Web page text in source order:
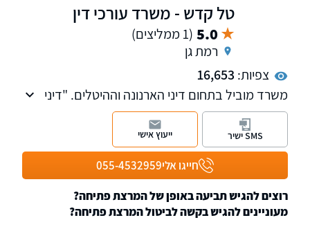
טל קדש - משרד עורכי דין
5.0 (1 ממליצים)
רמת גן
צפיות: 16,653
משרד מוביל בתחום דיני הארנונה וההיטלים. "דיני
ארנונה - פרשנות, הלכה ומעשה" - ספר פרי עטו
של עו"ד קדש, מצוטט בפסקי הדין של הערכאות
השונות. המשרד מספק ייצוג והופעות בבתי
המשפט בתחום האזרחי, מסחרי, משפט מנהלי,
דיני מסים ומקרקעין. נשמח לקבוע פגישה
במשרדנו ולהציג לכם את האסטרטגיה בה ננקוט
בכדי להגיע לתוצאה המשפטית הטובה ביותר
חייגו אלי055-4532959
SMS ישיר ייעוץ אישי
רוצים להגיש תביעה באופן של המרצת פתיחה?
מעוניינים להגיש בקשה לביטול המרצת פתיחה?